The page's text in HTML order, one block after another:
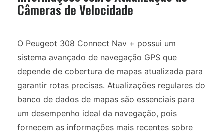
Câmeras de Velocidade
O Peugeot 308 Connect Nav + possui um
sistema avançado de navegação GPS que
depende de cobertura de mapas atualizada para
garantir rotas precisas. Atualizações regulares do
banco de dados de mapas são essenciais para
um desempenho ideal da navegação, pois
fornecem as informações mais recentes sobre